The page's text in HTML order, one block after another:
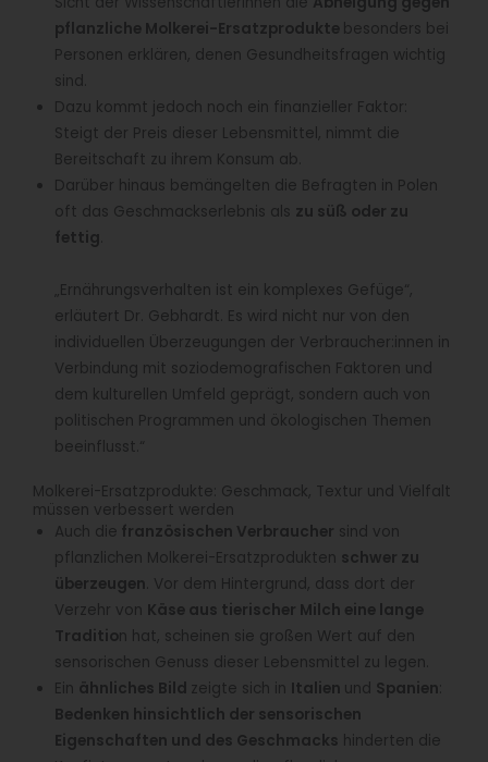
pflanzliche Molkerei-Ersatzprodukte besonders bei
Personen erklären, denen Gesundheitsfragen wichtig
sind.
Dazu kommt jedoch noch ein finanzieller Faktor:
Steigt der Preis dieser Lebensmittel, nimmt die
Bereitschaft zu ihrem Konsum ab.
Darüber hinaus bemängelten die Befragten in Polen
oft das Geschmackserlebnis als zu süß oder zu
fettig
„Ernährungsverhalten ist ein komplexes Gefüge“,
erläutert Dr. Gebhardt. Es wird nicht nur von den
individuellen Überzeugungen der Verbraucher:innen in
Verbindung mit soziodemografischen Faktoren und
dem kulturellen Umfeld geprägt, sondern auch von
politischen Programmen und ökologischen Themen
beeinflusst.“
Molkerei-Ersatzprodukte: Geschmack, Textur und Vielfalt
müssen verbessert werden
Auch die französischen Verbraucher sind von
pflanzlichen Molkerei-Ersatzprodukten schwer zu
überzeugen . Vor dem Hintergrund, dass dort der
Verzehr von Käse aus tierischer Milch eine lange
Tradition hat, scheinen sie großen Wert auf den
sensorischen Genuss dieser Lebensmittel zu legen.
Ein ähnliches Bild zeigte sich in Italien und Spanien
Bedenken hinsichtlich der sensorischen
Eigenschaften und des Geschmacks hinderten die